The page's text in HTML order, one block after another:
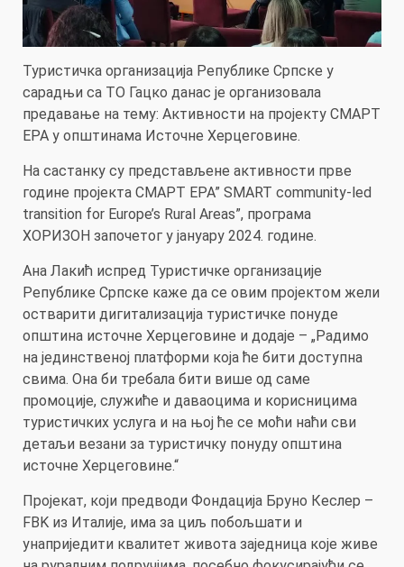
Туристичка организација Републике Српске у
сарадњи са ТО Гацко данас је организовала
предавање на тему: Активности на пројекту СМАРТ
ЕРА у општинама Источне Херцеговине.
На састанку су представљене активности прве
године пројекта СМАРТ ЕРА” SMART community-led
transition for Europe’s Rural Areas”, програма
ХОРИЗОН започетог у јануару 2024. године.
Ана Лакић испред Туристичке организације
Републике Српске каже да се овим пројектом жели
остварити дигитализација туристичке понуде
општина источне Херцеговине и додаје – „Радимо
на јединственој платформи која ће бити доступна
свима. Она би требала бити више од саме
промоције, служиће и даваоцима и корисницима
туристичких услуга и на њој ће се моћи наћи сви
детаљи везани за туристичку понуду општина
источне Херцеговине.“
Пројекат, који предводи Фондација Бруно Кеслер –
FBK из Италије, има за циљ побољшати и
унаприједити квалитет живота заједница које живе